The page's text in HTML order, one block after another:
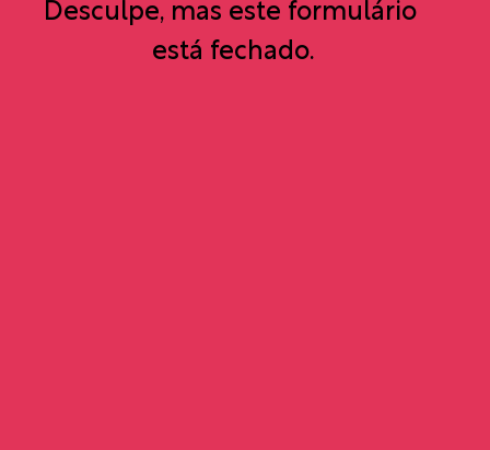
Desculpe, mas este formulário
está fechado.